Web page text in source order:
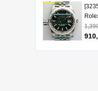
- 롤
스트
베스
904L